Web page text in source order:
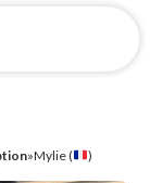
»Mylie ( )